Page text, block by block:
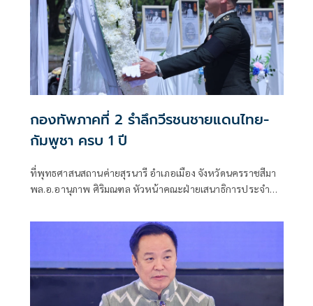
กองทัพภาคที่ 2 รำลึกวีรชนชายแดนไทย-
กัมพูชา ครบ 1 ปี
ที่พุทธศาสนสถานค่ายสุรนารี อำเภอเมือง จังหวัดนครราชสีมา
พล.อ.อานุภาพ ศิริมณฑล หัวหน้าคณะฝ่ายเสนาธิการประจำผู้
ด้วย พล.ท.ชัยรัตน์ ธรรมชาติ หัวหน้าสำนักงานคณะฝ่าย
เสนาธิการประจำผู้บังคับบัญชา พล.ท.นฤดล สุขมา ผู้บัญชาการ
หน่วยบัญชาการรักษาดินแดน